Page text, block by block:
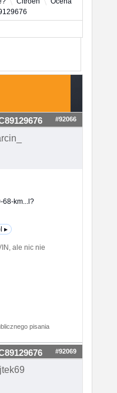
#92066
68-km...l?
▸
ale nic nie
pisania
#92069